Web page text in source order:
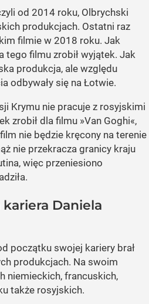
od 2014 roku, Olbrychski
produkcjach. Ostatni raz
filmie w 2018 roku. Jak
tego filmu zrobił wyjątek. Jak
produkcja, ale względu
odbywały się na Łotwie.
Krymu nie pracuje z rosyjskimi
zrobił dla filmu »Van Goghi«,
nie będzie kręcony na terenie
nie przekracza granicy kraju
więc przeniesiono
Daniela
początku swojej kariery brał
produkcjach. Na swoim
niemieckich, francuskich,
także rosyjskich.